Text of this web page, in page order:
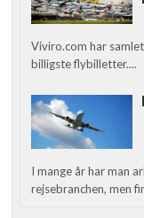
Viviro.com har
billigste flybilletter....
I mange år har man
rejsebranchen, men